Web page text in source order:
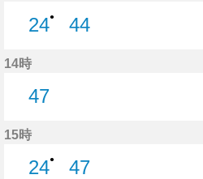
24●
44
14時
47
15時
24●
47